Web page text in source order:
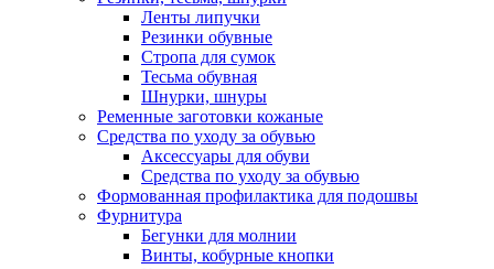
Ленты липучки
Резинки обувные
Стропа для сумок
Тесьма обувная
Шнурки, шнуры
Ременные заготовки кожаные
Средства по уходу за обувью
Аксессуары для обуви
Средства по уходу за обувью
Формованная профилактика для подошвы
Фурнитура
Бегунки для молнии
Винты, кобурные кнопки